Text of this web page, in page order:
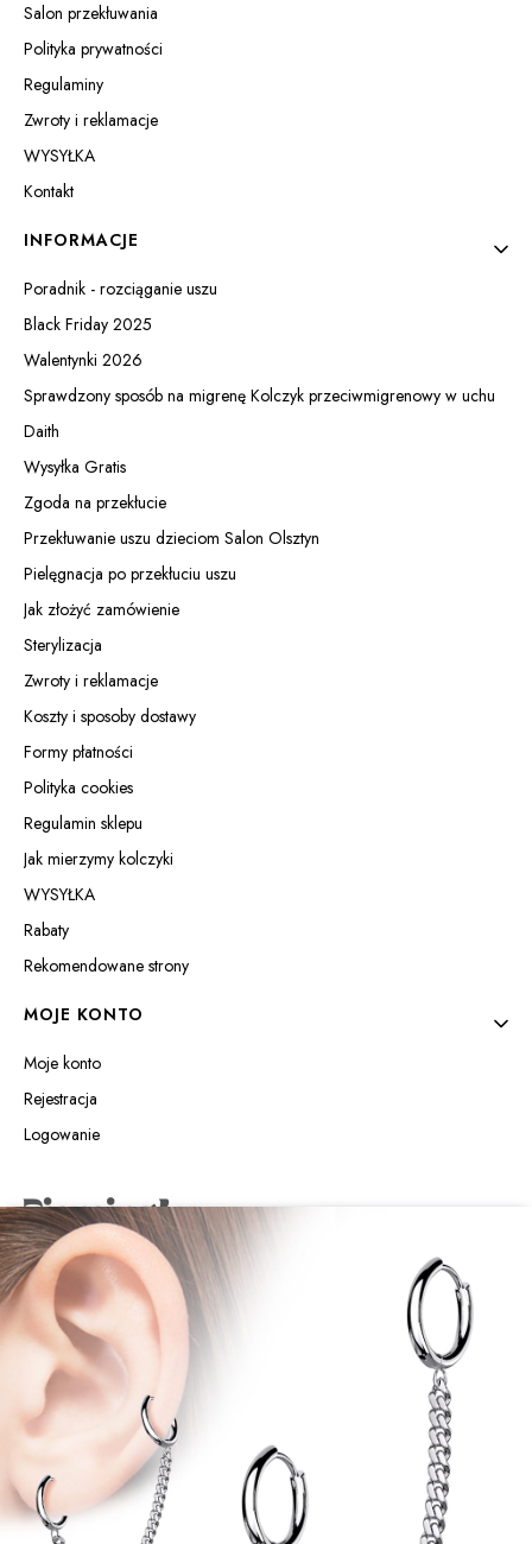
Salon przekłuwania
Polityka prywatności
Regulaminy
Zwroty i reklamacje
WYSYŁKA
Kontakt
INFORMACJE
Poradnik - rozciąganie uszu
Black Friday 2025
Walentynki 2026
Sprawdzony sposób na migrenę Kolczyk przeciwmigrenowy w uchu
Daith
Wysyłka Gratis
Zgoda na przekłucie
Przekłuwanie uszu dzieciom Salon Olsztyn
Pielęgnacja po przekłuciu uszu
Jak złożyć zamówienie
Sterylizacja
Zwroty i reklamacje
Koszty i sposoby dostawy
Formy płatności
Polityka cookies
Regulamin sklepu
Jak mierzymy kolczyki
WYSYŁKA
Rabaty
Rekomendowane strony
MOJE KONTO
Moje konto
Rejestracja
Logowanie
Piercing4u Izabela Jaworowska
Wilczyńskiego 25e/21
10-691 Olsztyn
sklep@piercing4u.pl
+48 89 307 09 95
Sklep internetowyShoper.pl